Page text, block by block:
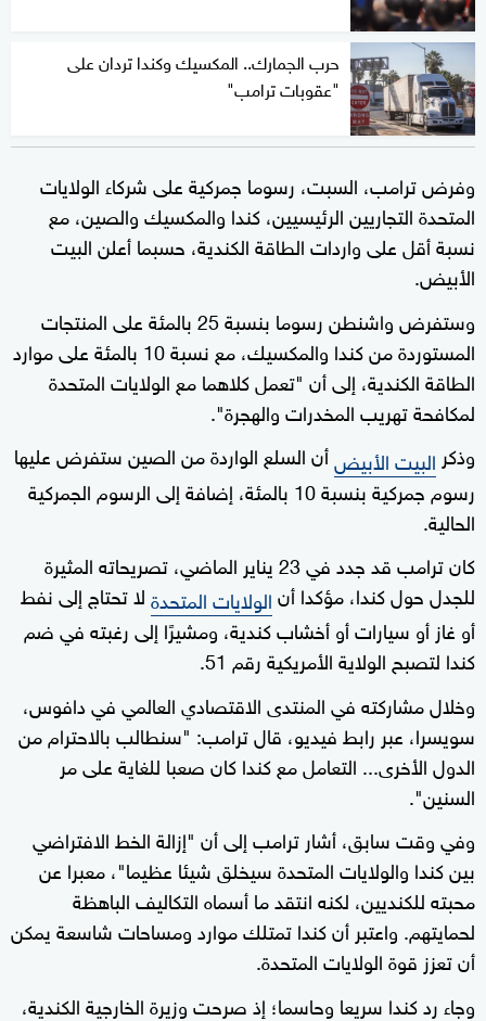
حرب الجمارك.. المكسيك وكندا تردان على
"عقوبات ترامب"
وفرض ترامب، السبت، رسوما جمركية على شركاء الولايات
المتحدة التجاريين الرئيسيين، كندا والمكسيك والصين، مع
نسبة أقل على واردات الطاقة الكندية، حسبما أعلن البيت
الأبيض.
وستفرض واشنطن رسوما بنسبة 25 بالمئة على المنتجات
المستوردة من كندا والمكسيك، مع نسبة 10 بالمئة على موارد
الطاقة الكندية، إلى أن "تعمل كلاهما مع الولايات المتحدة
لمكافحة تهريب المخدرات والهجرة".
وذكر البيت الأبيضأن السلع الواردة من الصين ستفرض عليها
رسوم جمركية بنسبة 10 بالمئة، إضافة إلى الرسوم الجمركية
الحالية.
كان ترامب قد جدد في 23 يناير الماضي، تصريحاته المثيرة
للجدل حول كندا، مؤكدا أنالولايات المتحدةلا تحتاج إلى نفط
أو غاز أو سيارات أو أخشاب كندية، ومشيرًا إلى رغبته في ضم
كندا لتصبح الولاية الأمريكية رقم 51.
وخلال مشاركته في المنتدى الاقتصادي العالمي في دافوس،
سويسرا، عبر رابط فيديو، قال ترامب: "سنطالب بالاحترام من
الدول الأخرى... التعامل مع كندا كان صعبا للغاية على مر
السنين".
وفي وقت سابق، أشار ترامب إلى أن "إزالة الخط الافتراضي
بين كندا والولايات المتحدة سيخلق شيئا عظيما"، معبرا عن
محبته للكنديين، لكنه انتقد ما أسماه التكاليف الباهظة
لحمايتهم. واعتبر أن كندا تمتلك موارد ومساحات شاسعة يمكن
أن تعزز قوة الولايات المتحدة.
وجاء رد كندا سريعا وحاسما؛ إذ صرحت وزيرة الخارجية الكندية،